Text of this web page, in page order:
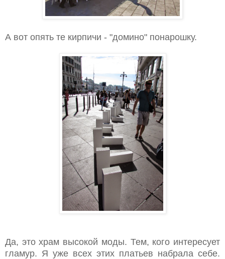
А вот опять те кирпичи - "домино" понарошку.
Да, это храм высокой моды. Тем, кого интересует
гламур. Я уже всех этих платьев набрала себе.